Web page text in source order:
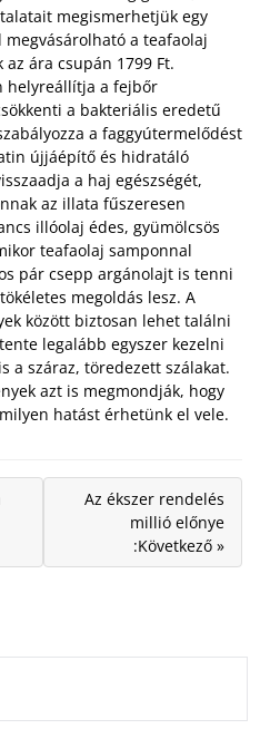
megismerhetjük egy
a teafaolaj
ára csupán 1799 Ft.
helyreállítja a fejbőr
a bakteriális eredetű
a faggyútermelődést
újjáépítő és hidratáló
a haj egészségét,
az illata fűszeresen
illóolaj édes, gyümölcsös
teafaolaj samponnal
pár csepp argánolajt is tenni
megoldás lesz. A
között biztosan lehet találni
legalább egyszer kezelni
a száraz, töredezett szálakat.
azt is megmondják, hogy
hatást érhetünk el vele.
Az ékszer rendelés
millió előnye
:Következő »